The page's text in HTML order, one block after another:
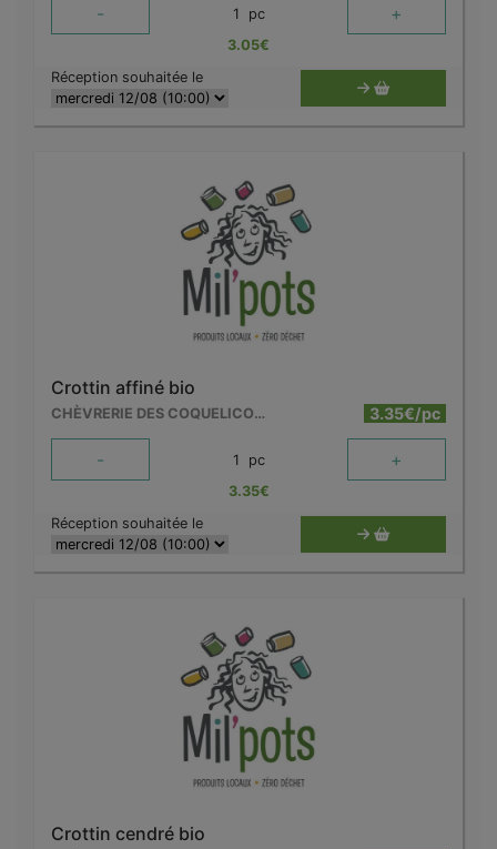
- 1 pc +
3.05€
Réception souhaitée le
Crottin affiné bio
CHÈVRERIE DES COQUELICOTS 3.35€/pc
- 1 pc +
3.35€
Réception souhaitée le
Crottin cendré bio